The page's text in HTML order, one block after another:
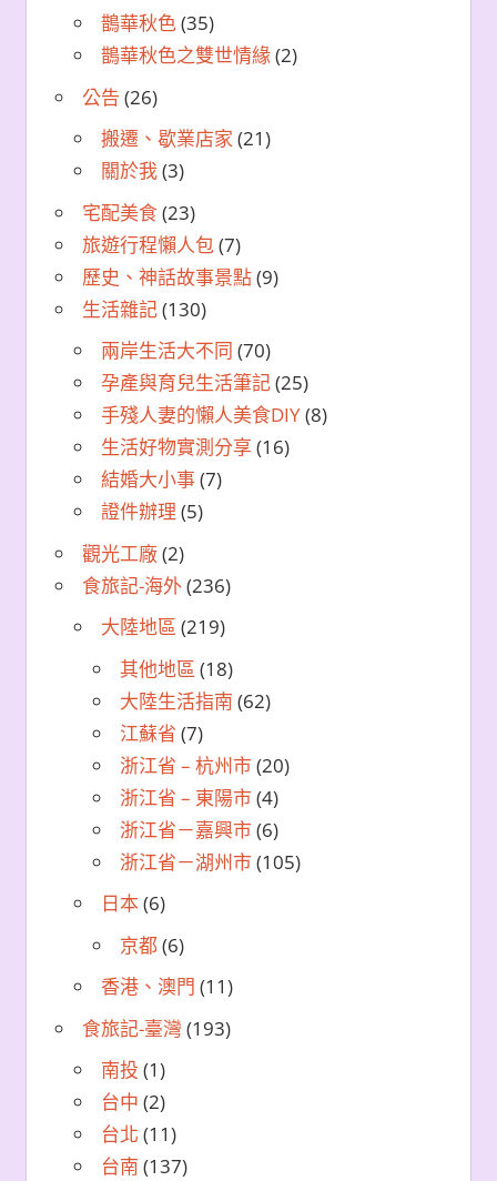
鵲華秋色(35)
鵲華秋色之雙世情緣(2)
公告 (26)
搬遷、歇業店家 (21)
關於我(3)
宅配美食(23)
旅遊行程懶人包(7)
歷史、神話故事景點(9)
生活雜記(130)
兩岸生活大不同 (70)
孕產與育兒生活筆記(25)
手殘人妻的懶人美食DIY(8)
生活好物實測分享 (16)
結婚大小事(7)
證件辦理 (5)
觀光工廠(2)
食旅記-海外(236)
大陸地區 (219)
其他地區 (18)
大陸生活指南 (62)
江蘇省 (7)
浙江省 – 杭州市(20)
浙江省 – 東陽市(4)
浙江省－嘉興市(6)
浙江省－湖州市(105)
日本(6)
京都(6)
香港、澳門 (11)
食旅記-臺灣 (193)
南投 (1)
台中 (2)
台北 (11)
台南 (137)